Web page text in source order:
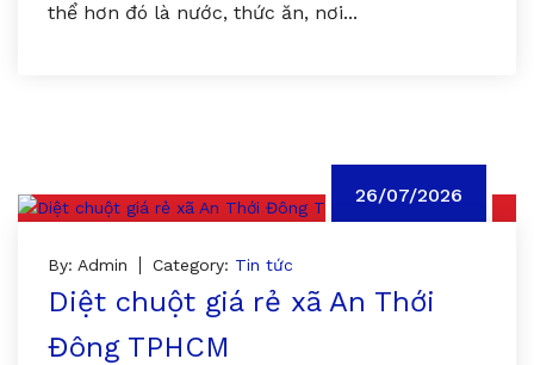
thể hơn đó là nước, thức ăn, nơi...
26/07/2026
By: Admin Category: Tin tức
Diệt chuột giá rẻ xã An Thới
Đông TPHCM